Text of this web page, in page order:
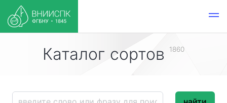
Каталог сортов 1860